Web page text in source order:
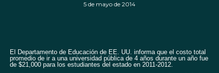
5 de mayo de 2014
El Departamento de Educación de EE. UU. informa que el costo total
promedio de ir a una universidad pública de 4 años durante un año fue
de $21,000 para los estudiantes del estado en 2011-2012.